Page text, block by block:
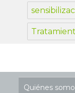
Quiénes